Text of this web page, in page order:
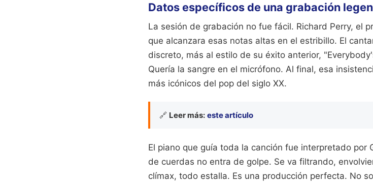
Datos específicos de una grabación
La sesión de grabación no fue fácil. Richard Perry, el
que alcanzara esas notas altas en el estribillo. El
discreto, más al estilo de su éxito anterior,
Quería la sangre en el micrófono. Al final, esa
más icónicos del pop del siglo XX.
🔗 Leer más: este artículo
El piano que guía toda la canción fue interpretado por
de cuerdas no entra de golpe. Se va filtrando,
clímax, todo estalla. Es una producción perfecta. No